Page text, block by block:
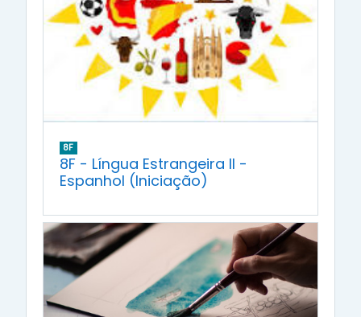
8F
8F - Língua Estrangeira II -
Espanhol (Iniciação)